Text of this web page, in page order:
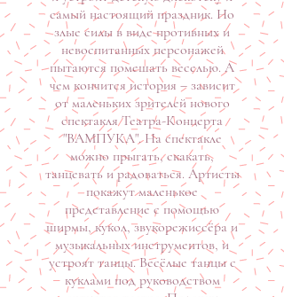
самый настоящий праздник. Но
злые силы в виде противных и
невоспитанных персонажей
пытаются помешать веселью. А
чем кончится история – зависит
от маленьких зрителей нового
спектакля Театра-Концерта
"ВАМПУКА". На спектакле
можно прыгать, скакать,
танцевать и радоваться. Артисты
покажут маленькое
представление с помощью
ширмы, кукол, звукорежиссёра и
музыкальных инструментов, и
устроят танцы. Весёлые танцы с
куклами под руководством